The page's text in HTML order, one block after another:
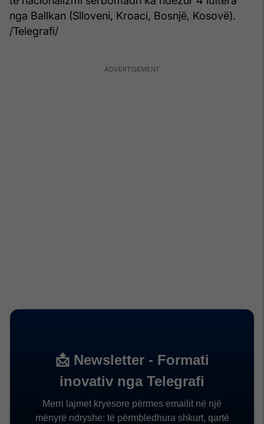
nga Ballkan (Slloveni, Kroaci, Bosnjë, Kosovë).
/Telegrafi/